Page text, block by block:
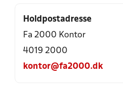
Holdpostadresse
Fa 2000 Kontor
4019 2000
kontor@fa2000.dk